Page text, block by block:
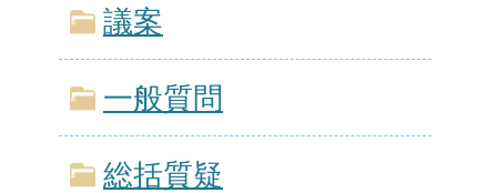
議案
一般質問
総括質疑